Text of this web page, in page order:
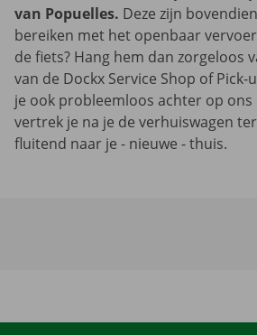
van Popuelles. Deze zijn
bereiken met het openbaar
de fiets? Hang hem dan zorgeloos
van de Dockx Service Shop of Pick-
je ook probleemloos achter op
vertrek je na je de verhuiswagen
fluitend naar je - nieuwe - thuis.